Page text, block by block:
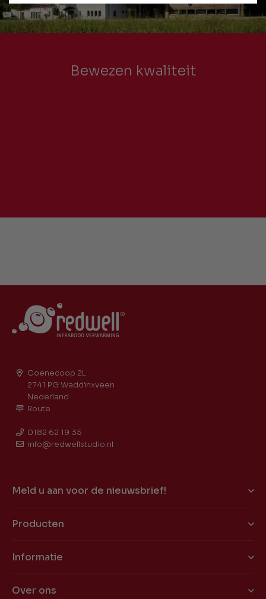
Bewezen kwaliteit
Coenecoop 2L
2741 PG Waddinxveen
Nederland
Route
0182 62 19 35
info@redwellstudio.nl
Meld u aan voor de nieuwsbrief!
Producten
Informatie
Over ons